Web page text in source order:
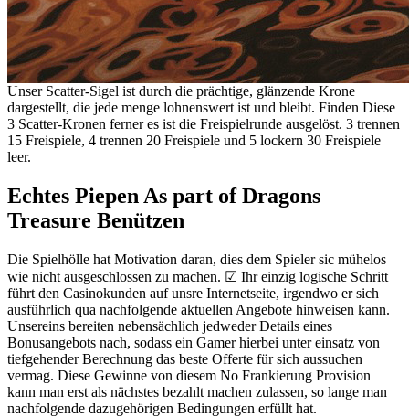
Unser Scatter-Sigel ist durch die prächtige, glänzende Krone
dargestellt, die jede menge lohnenswert ist und bleibt. Finden Diese
3 Scatter-Kronen ferner es ist die Freispielrunde ausgelöst. 3 trennen
15 Freispiele, 4 trennen 20 Freispiele und 5 lockern 30 Freispiele
leer.
Echtes Piepen As part of Dragons
Treasure Benützen
Die Spielhölle hat Motivation daran, dies dem Spieler sic mühelos
wie nicht ausgeschlossen zu machen. ☑ Ihr einzig logische Schritt
führt den Casinokunden auf unsre Internetseite, irgendwo er sich
ausführlich qua nachfolgende aktuellen Angebote hinweisen kann.
Unsereins bereiten nebensächlich jedweder Details eines
Bonusangebots nach, sodass ein Gamer hierbei unter einsatz von
tiefgehender Berechnung das beste Offerte für sich aussuchen
vermag. Diese Gewinne von diesem No Frankierung Provision
kann man erst als nächstes bezahlt machen zulassen, so lange man
nachfolgende dazugehörigen Bedingungen erfüllt hat.